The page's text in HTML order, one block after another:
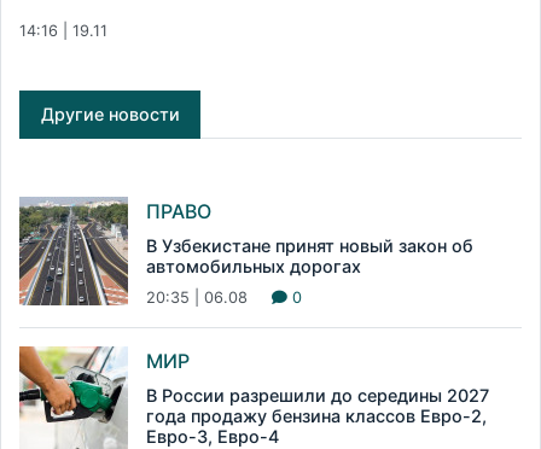
14:16 | 19.11
Другие новости
ПРАВО
В Узбекистане принят новый закон об
автомобильных дорогах
20:35 | 06.08 0
МИР
В России разрешили до середины 2027
года продажу бензина классов Евро-2,
Евро-3, Евро-4